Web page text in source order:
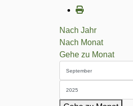
Nach Jahr
Nach Monat
Gehe zu Monat